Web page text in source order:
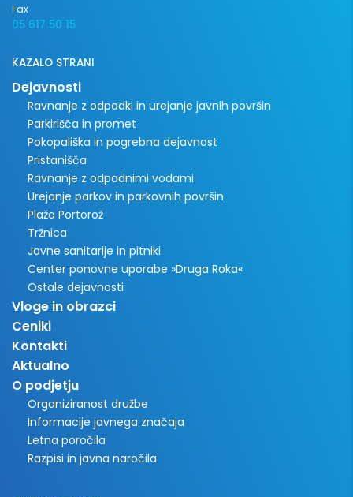
Fax
05 617 50 15
KAZALO STRANI
Dejavnosti
Ravnanje z odpadki in urejanje javnih površin
Parkirišča in promet
Pokopališka in pogrebna dejavnost
Pristanišča
Ravnanje z odpadnimi vodami
Urejanje parkov in parkovnih površin
Plaža Portorož
Tržnica
Javne sanitarije in pitniki
Center ponovne uporabe »Druga Roka«
Ostale dejavnosti
Vloge in obrazci
Ceniki
Kontakti
Aktualno
O podjetju
Organiziranost družbe
Informacije javnega značaja
Letna poročila
Razpisi in javna naročila